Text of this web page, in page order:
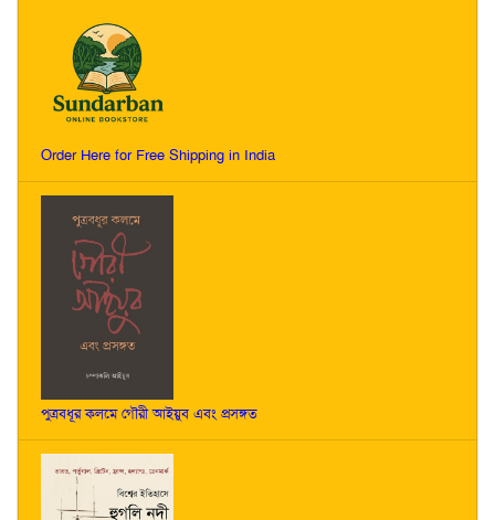
Order Here for Free Shipping in India
পুত্রবধূর কলমে গৌরী আইয়ুব এবং প্রসঙ্গত